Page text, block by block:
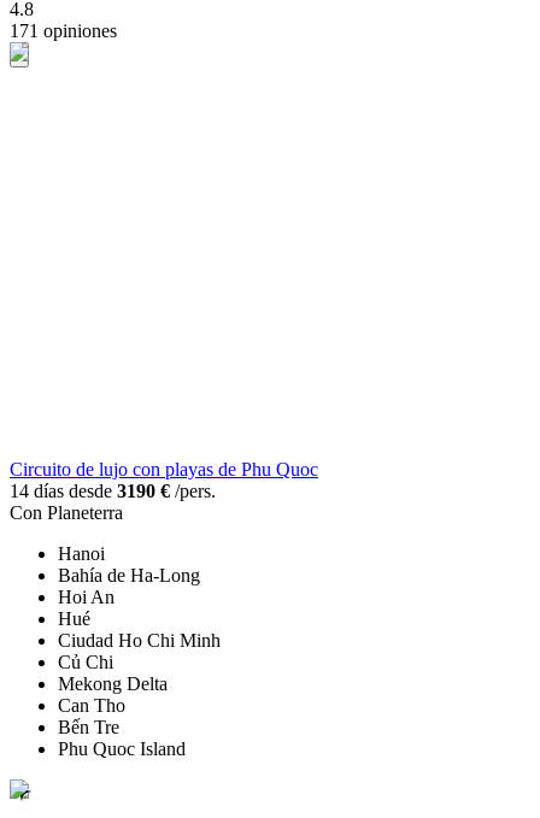
4.8
171 opiniones
Circuito de lujo con playas de Phu Quoc
14 días desde 3190 € /pers.
Con Planeterra
Hanoi
Bahía de Ha-Long
Hoi An
Hué
Ciudad Ho Chi Minh
Củ Chi
Mekong Delta
Can Tho
Bến Tre
Phu Quoc Island